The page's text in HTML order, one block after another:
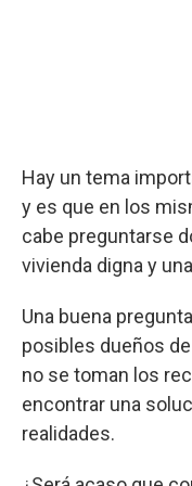
Hay un tema
y es que en los
cabe preguntarse
vivienda digna y
Una buena
posibles dueños
no se toman los
encontrar una
realidades.